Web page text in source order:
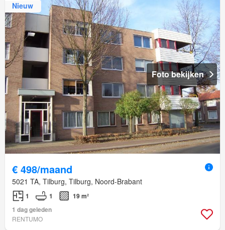
Nieuw
Foto bekijken
€ 498/maand
5021 TA, Tilburg, Tilburg, Noord-Brabant
1 1
19 m²
1 dag geleden
RENTUMO